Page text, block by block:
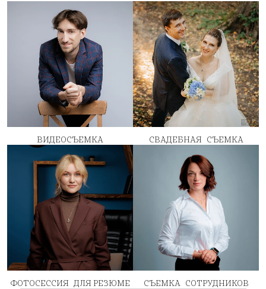
ВИДЕОСЪЕМКА СВАДЕБНАЯ СЪЕМКА
ФОТОСЕССИЯ ДЛЯ РЕЗЮМЕ
СЪЕМКА СОТРУДНИКОВ